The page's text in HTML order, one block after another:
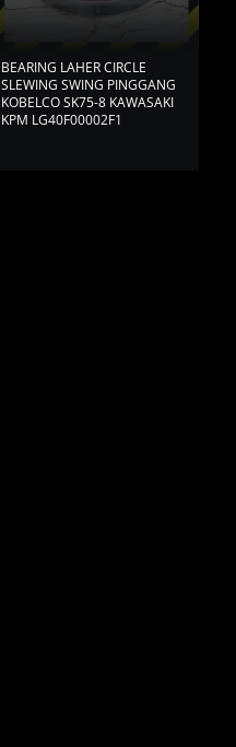
BEARING LAHER CIRCLE
SLEWING SWING PINGGANG
KOBELCO SK75-8 KAWASAKI
KPM LG40F00002F1